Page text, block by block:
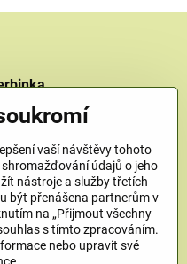
vaší návštěvy tohoto
údajů o jeho
nástroje a služby třetích
být přenášena partnerům v
na „Přijmout všechny
s tímto zpracováním.
nebo upravit své